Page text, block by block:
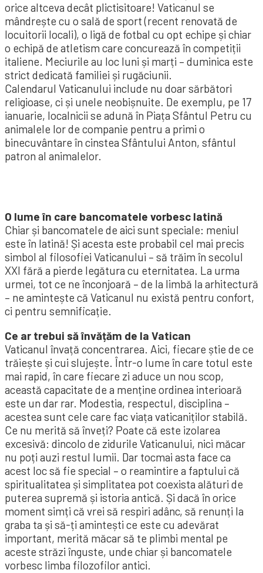
orice altceva decât plictisitoare! Vaticanul se
mândrește cu o sală de sport (recent renovată de
locuitorii locali), o ligă de fotbal cu opt echipe și chiar
o echipă de atletism care concurează în competiții
italiene. Meciurile au loc luni și marți – duminica este
strict dedicată familiei și rugăciunii.
Calendarul Vaticanului include nu doar sărbători
religioase, ci și unele neobișnuite. De exemplu, pe 17
ianuarie, localnicii se adună în Piața Sfântul Petru cu
animalele lor de companie pentru a primi o
binecuvântare în cinstea Sfântului Anton, sfântul
patron al animalelor.
O lume în care bancomatele vorbesc latină
Chiar și bancomatele de aici sunt speciale: meniul
este în latină! Și acesta este probabil cel mai precis
simbol al filosofiei Vaticanului – să trăim în secolul
XXI fără a pierde legătura cu eternitatea. La urma
urmei, tot ce ne înconjoară – de la limbă la arhitectură
– ne amintește că Vaticanul nu există pentru confort,
ci pentru semnificație.
Ce ar trebui să învățăm de la Vatican
Vaticanul învață concentrarea. Aici, fiecare știe de ce
trăiește și cui slujește. Într-o lume în care totul este
mai rapid, în care fiecare zi aduce un nou scop,
această capacitate de a menține ordinea interioară
este un dar rar. Modestia, respectul, disciplina –
acestea sunt cele care fac viața vaticaniților stabilă.
Ce nu merită să înveți? Poate că este izolarea
excesivă: dincolo de zidurile Vaticanului, nici măcar
nu poți auzi restul lumii. Dar tocmai asta face ca
acest loc să fie special – o reamintire a faptului că
spiritualitatea și simplitatea pot coexista alături de
puterea supremă și istoria antică. Și dacă în orice
moment simți că vrei să respiri adânc, să renunți la
graba ta și să-ți amintești ce este cu adevărat
important, merită măcar să te plimbi mental pe
aceste străzi înguste, unde chiar și bancomatele
vorbesc limba filozofilor antici.